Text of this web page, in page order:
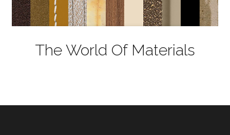
The World Of Materials